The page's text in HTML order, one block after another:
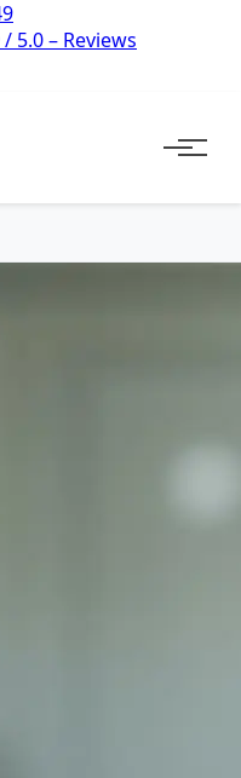
/ 5.0 – Reviews